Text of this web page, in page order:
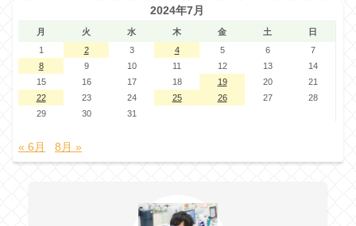
2024年7月
月 火 水 木 金 土
日
1
2 3 4 5 6
7
8
9 10 11 12 13
14
15
16 17 18 19 20
21
22
23 24 25 26 27
28
29
30 31
« 6月 8月 »